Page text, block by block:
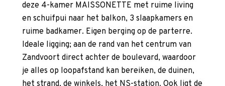
deze 4-kamer MAISSONETTE met ruime living
en schuifpui naar het balkon, 3 slaapkamers en
ruime badkamer. Eigen berging op de parterre.
Ideale ligging; aan de rand van het centrum van
Zandvoort direct achter de boulevard, waardoor
je alles op loopafstand kan bereiken, de duinen,